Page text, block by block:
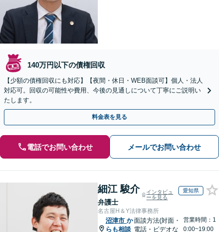
140万円以下の債権回収
【少額の債権回収にも対応】【夜間・休日・WEB面談可】個人・法人
対応可。回収の可能性や費用、今後の見通しについて丁寧にご説明い
たします。
料金表を見る
電話でお問い合わせ メールでお問い合わせ
細江 駿介
弁護士
インタビュ
ーを見る
愛知県
名古屋H＆Y法律事務所
沼津市 か
らも相談
面談方法(対面・
電話・ビデオな
営業時間：1
0:00~19:00